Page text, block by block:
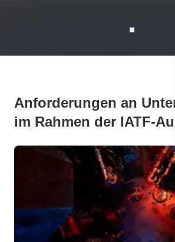
Zur
Anforderungen an
im Rahmen der IATF-